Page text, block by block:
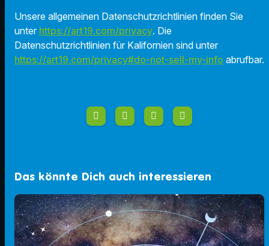
Unsere allgemeinen Datenschutzrichtlinien finden Sie
unter https://art19.com/privacy. Die
Datenschutzrichtlinien für Kalifornien sind unter
https://art19.com/privacy#do-not-sell-my-info abrufbar.
Das könnte Dich auch interessieren